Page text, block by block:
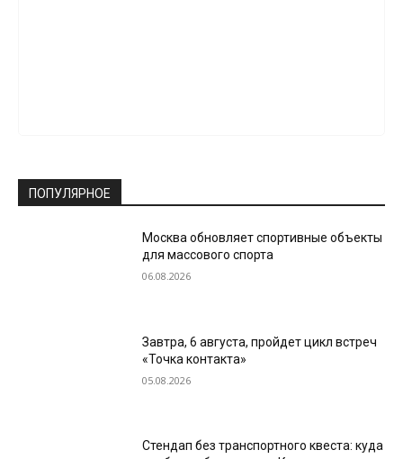
ПОПУЛЯРНОЕ
Москва обновляет спортивные объекты
для массового спорта
06.08.2026
Завтра, 6 августа, пройдет цикл встреч
«Точка контакта»
05.08.2026
Стендап без транспортного квеста: куда